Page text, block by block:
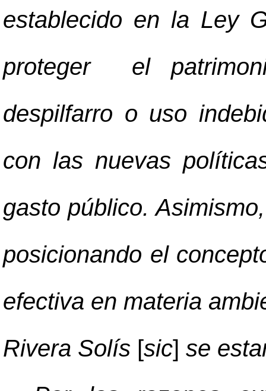
establecido en la Ley
proteger el
despilfarro o uso
con las nuevas
gasto público.
posicionando el
efectiva en materia
Rivera Solís [sic] se